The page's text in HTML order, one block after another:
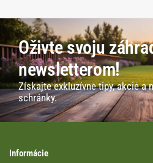
Oživte svoju
newsletterom!
Získajte exkluzívne tipy, akcie a
schránky.
Informácie